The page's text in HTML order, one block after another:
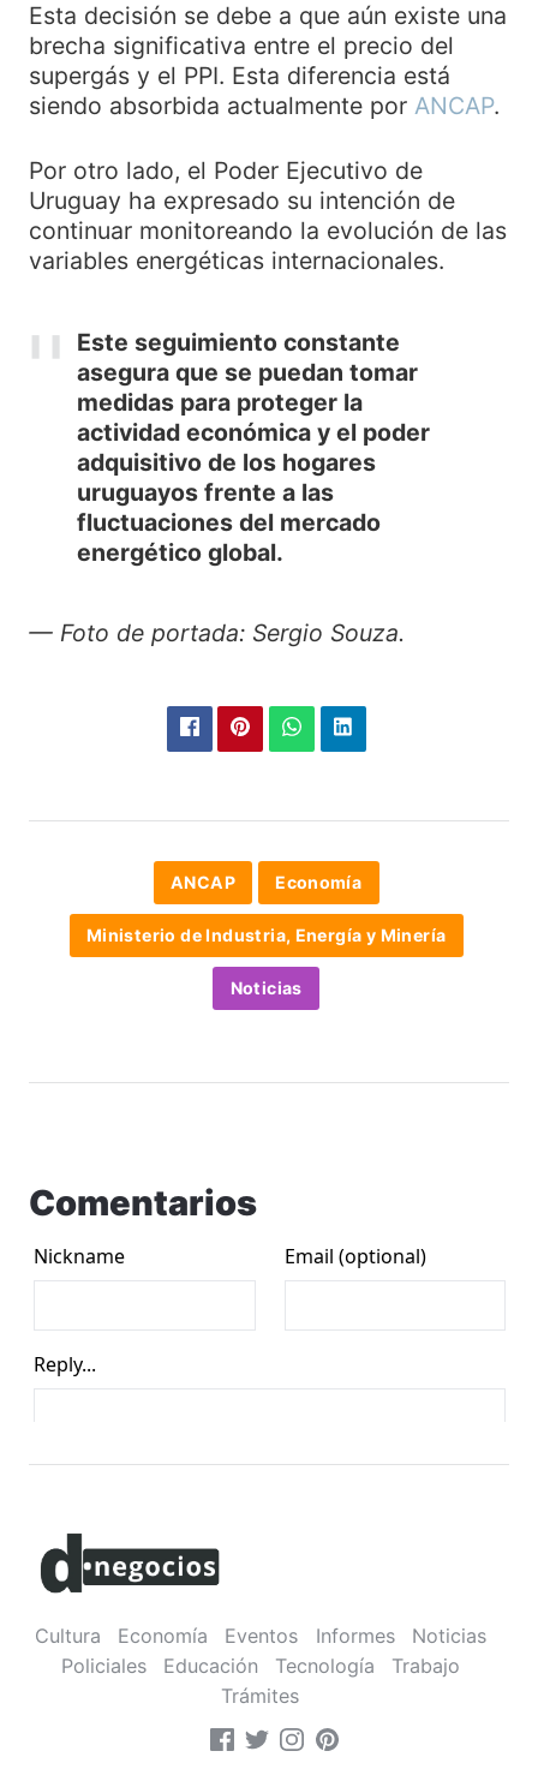
Esta decisión se debe a que aún existe una
brecha significativa entre el precio del
supergás y el PPI. Esta diferencia está
siendo absorbida actualmente por ANCAP.
Por otro lado, el Poder Ejecutivo de
Uruguay ha expresado su intención de
continuar monitoreando la evolución de las
variables energéticas internacionales.
Este seguimiento constante
asegura que se puedan tomar
medidas para proteger la
actividad económica y el poder
adquisitivo de los hogares
uruguayos frente a las
fluctuaciones del mercado
energético global.
— Foto de portada: Sergio Souza.
ANCAP Economía
Ministerio de Industria, Energía y Minería
Noticias
Comentarios
Cultura Economía Eventos Informes
Noticias
Policiales
Educación Tecnología
Trabajo
Trámites